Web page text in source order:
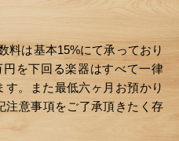
は基本15%にて承っており
を下回る楽器はすべて一律
す。また最低六ヶ月お預かり
注意事項をご了承頂きたく存